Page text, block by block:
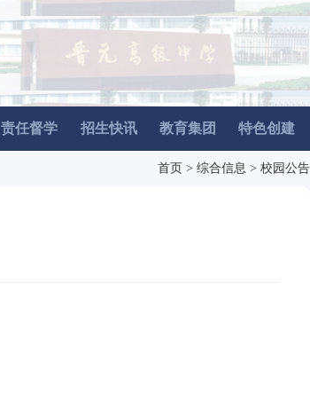
责任督学 招生快讯 教育集团 特色创建
首页 > 综合信息 > 校园公告